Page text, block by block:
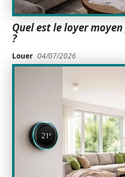
Quel est le loyer
?
Louer 04/07/2026